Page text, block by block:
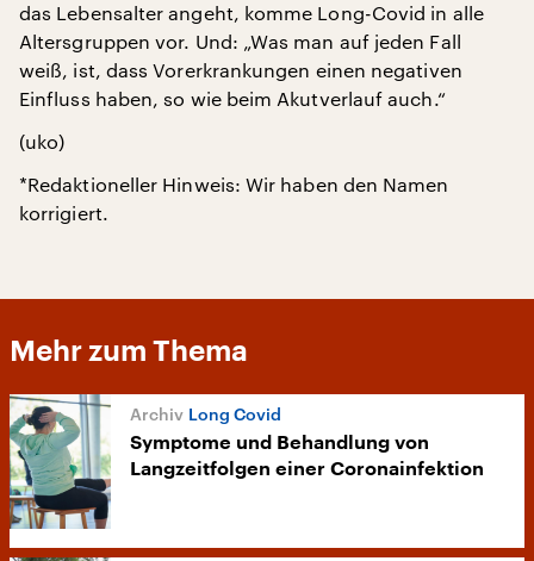
das Lebensalter angeht, komme Long-Covid in alle
Altersgruppen vor. Und: „Was man auf jeden Fall
weiß, ist, dass Vorerkrankungen einen negativen
Einfluss haben, so wie beim Akutverlauf auch.“
(uko)
*Redaktioneller Hinweis: Wir haben den Namen
korrigiert.
Mehr zum Thema
Long Covid
Symptome und Behandlung von
Langzeitfolgen einer Coronainfektion